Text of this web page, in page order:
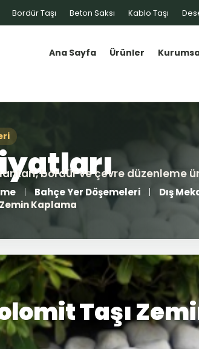
Bordür Taşı Beton Saksı Kablo Taşı
Ana Sayfa Ürünler
Bahçe Yer Döşemeleri
Dış
Kaplama
Taşı